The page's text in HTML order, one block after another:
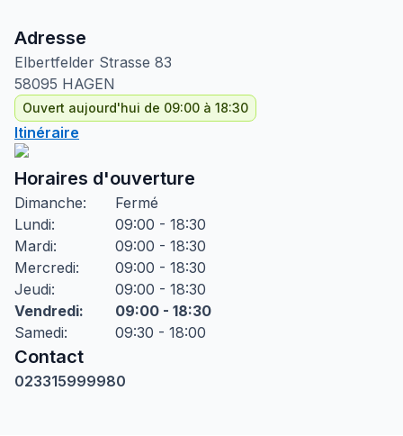
Adresse
Elbertfelder Strasse 83
58095 HAGEN
Ouvert aujourd'hui de 09:00 à 18:30
Itinéraire
Horaires d'ouverture
Dimanche:
Fermé
Lundi:
09:00 - 18:30
Mardi:
09:00 - 18:30
Mercredi:
09:00 - 18:30
Jeudi:
09:00 - 18:30
Vendredi:
09:00 - 18:30
Samedi: 09:30 - 18:00
Contact
023315999980